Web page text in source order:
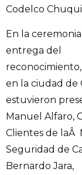
Codelco
En la
entrega del
en la ciudad de
estuvieron
Manuel Alfaro,
Clientes de laÂ
Seguridad de
Bernardo Jara,